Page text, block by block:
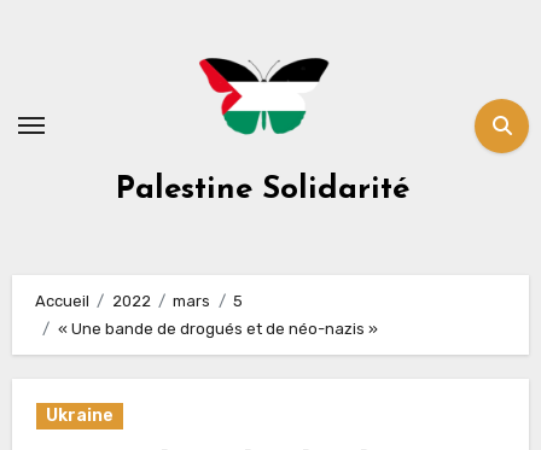
Palestine Solidarité
Accueil 2022 mars
5
« Une bande de drogués et de néo-nazis »
Ukraine